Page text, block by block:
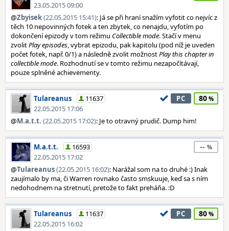
23.05.2015 09:00
@Zbyisek(22.05.2015 15:41): Já se při hraní snažím vyfotit co nejvíc z
těch 10 nepovinných fotek a ten zbytek, co nenajdu, vyfotím po
dokončení epizody v tom režimu Collectible mode. Stačí v menu
zvolitPlay episodes, vybrat epizodu, pak kapitolu (pod níž je uveden
počet fotek, např. 0/1) a následně zvolit možnostPlay this chapter in
collectible mode. Rozhodnutí se v tomto režimu nezapočítávají,
pouze splněné achievementy.
Tulareanus
11637
22.05.2015 17:06
PC 80
@M.a.t.t. (22.05.2015 17:02): Je to otravný prudič. Dump him!
M.a.t.t.
16593
22.05.2015 17:02
--
@Tulareanus(22.05.2015 16:02): Narážal som na to druhé :) Inak
zaujímalo by ma, či Warren rovnako často smskuuje, keď sa s ním
nedohodnem na stretnutí, pretože to fakt preháňa. :D
Tulareanus
11637
22.05.2015 16:02
PC 80